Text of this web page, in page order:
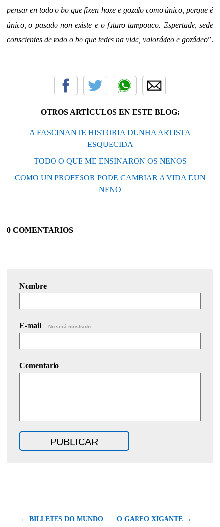
pensar en todo o bo que fixen hoxe e gozalo como único, porque é
único, o pasado non existe e o futuro tampouco. Espertade, sede
conscientes de todo o bo que tedes na vida, valorádeo e gozádeo”.
OTROS ARTÍCULOS EN ESTE BLOG:
A FASCINANTE HISTORIA DUNHA ARTISTA
ESQUECIDA
TODO O QUE ME ENSINARON OS NENOS
COMO UN PROFESOR PODE CAMBIAR A VIDA DUN
NENO
0 COMENTARIOS
Nombre
E-mail No será mostrado.
Comentario
← BILLETES DO MUNDO O GARFO XIGANTE →